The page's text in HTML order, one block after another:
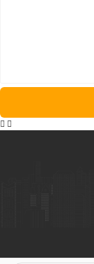
 